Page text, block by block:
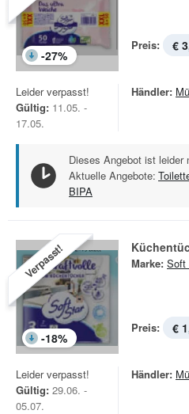
-27%
Preis: €
Leider verpasst!
Gültig: 11.05. -
17.05.
Händler:
Dieses Angebot ist leider
Aktuelle Angebote:
BIPA
Verpasst!
-18%
Marke: Soft
Preis: €
Leider verpasst!
Gültig: 29.06. -
05.07.
Händler: